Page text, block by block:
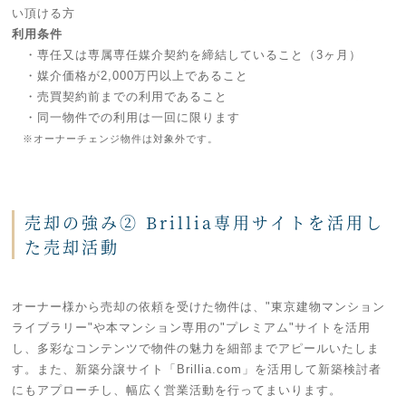
い頂ける方
利用条件
・専任又は専属専任媒介契約を締結していること（3ヶ月）
・媒介価格が2,000万円以上であること
・売買契約前までの利用であること
・同一物件での利用は一回に限ります
※オーナーチェンジ物件は対象外です。
売却の強み② Brillia専用サイトを活用し
た売却活動
オーナー様から売却の依頼を受けた物件は、"東京建物マンション
ライブラリー"や本マンション専用の"プレミアム"サイトを活用
し、多彩なコンテンツで物件の魅力を細部までアピールいたしま
す。また、新築分譲サイト「Brillia.com」を活用して新築検討者
にもアプローチし、幅広く営業活動を行ってまいります。